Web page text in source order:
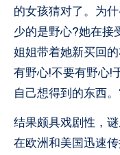
的女孩猜对了。为
少的是野心?她在接
姐姐带着她新买回
有野心!不要有野心!
自己想得到的东西。
结果颇具戏剧性，
在欧洲和美国迅速